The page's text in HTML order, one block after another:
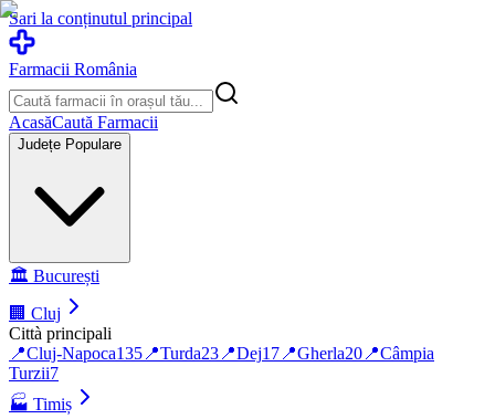
Sari la conținutul principal
Farmacii România
AcasăCaută Farmacii
Județe Populare
🏛️ București
🏢 Cluj
Città principali
📍Cluj-Napoca135 📍Turda23 📍Dej17 📍Gherla20 📍Câmpia
Turzii7
🏭 Timiș